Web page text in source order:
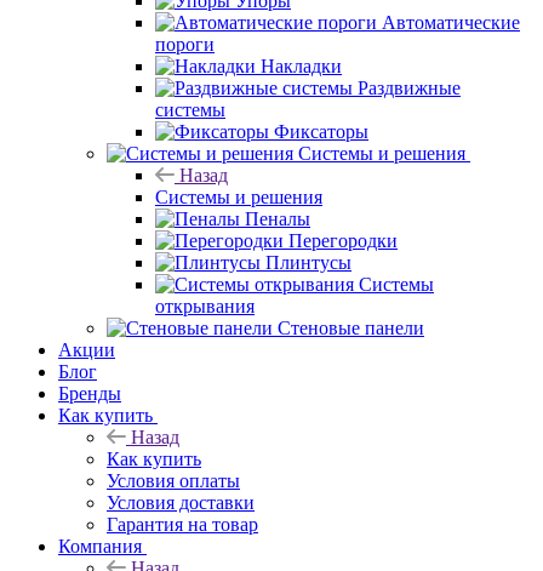
Автоматические
пороги
Накладки
Раздвижные
системы
Фиксаторы
Системы и решения
Назад
Системы и решения
Пеналы
Перегородки
Плинтусы
Системы
открывания
Стеновые панели
Акции
Блог
Бренды
Как купить
Назад
Как купить
Условия оплаты
Условия доставки
Гарантия на товар
Компания